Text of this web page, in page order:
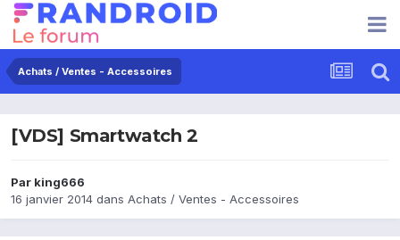
Achats / Ventes - Accessoires
[VDS] Smartwatch 2
Par king666
16 janvier 2014 dans Achats / Ventes - Accessoires